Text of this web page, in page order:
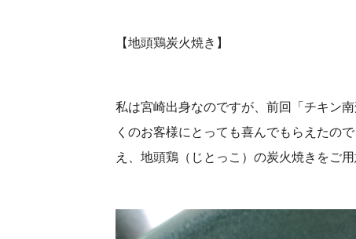
【地頭鶏炭火焼き】
私は宮崎出身なのですが、前回「チキン
くのお客様にとっても喜んでもらえたの
え、地頭鶏（じとっこ）の炭火焼きをご用